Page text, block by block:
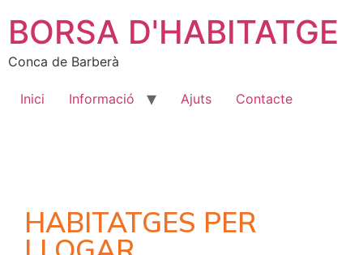
BORSA D'HABITATGE
Conca de Barberà
Inici Informació Ajuts Contacte
HABITATGES PER